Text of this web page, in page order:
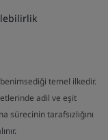
benimsediği temel ilkedir.
adil ve eşit
sürecinin tarafsızlığını